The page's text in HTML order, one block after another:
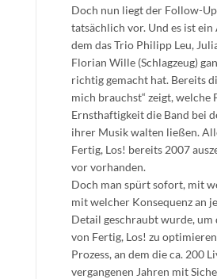
Doch nun liegt der Follow-
tatsächlich vor. Und es ist
dem das Trio Philipp Leu,
Florian Wille (Schlagzeug)
richtig gemacht hat. Bereits
mich brauchst“ zeigt, welche
Ernsthaftigkeit die Band bei
ihrer Musik walten ließen.
Fertig, Los! bereits 2007
vor vorhanden.
Doch man spürt sofort, mit
mit welcher Konsequenz an
Detail geschraubt wurde, um
von Fertig, Los! zu
Prozess, an dem die ca. 200
vergangenen Jahren mit